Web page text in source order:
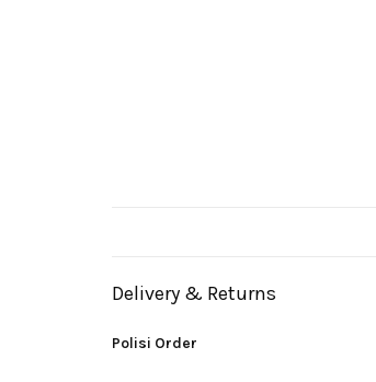
Delivery & Returns
Polisi Order